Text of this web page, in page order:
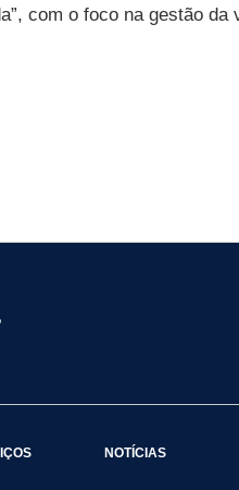
com o foco na gestão
NOTÍCIAS